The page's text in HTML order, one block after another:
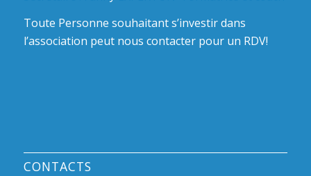
Toute Personne souhaitant s’investir dans
l’association peut nous contacter pour un RDV!
CONTACTS